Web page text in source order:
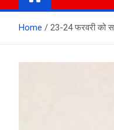
Home 23-24 फरवरी को